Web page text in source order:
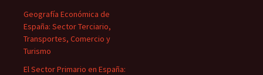
Geografía Económica de
España: Sector Terciario,
Transportes, Comercio y
Turismo
El Sector Primario en España: